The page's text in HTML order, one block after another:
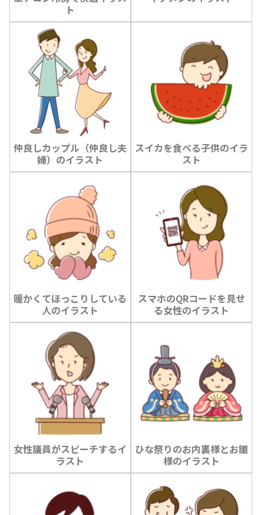
ト
仲良しカップル（仲良し夫
婦）のイラスト
スイカを食べる子供のイラ
スト
暖かくてほっこりしている
人のイラスト
スマホのQRコードを見せ
る女性のイラスト
女性議員がスピーチするイ
ラスト
ひな祭りのお内裏様とお雛
様のイラスト